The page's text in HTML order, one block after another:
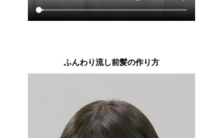
ふんわり流し前髪の作り方